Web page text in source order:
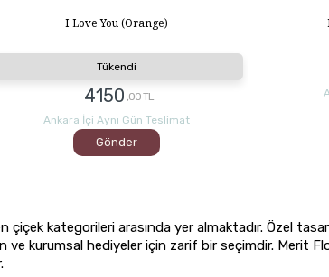
I Love You (Orange)
Tükendi
4150 ,00 TL
Ankara İçi Aynı Gün Teslimat
Gönder
çiçek kategorileri arasında yer almaktadır. Özel
kurumsal hediyeler için zarif bir seçimdir. Merit